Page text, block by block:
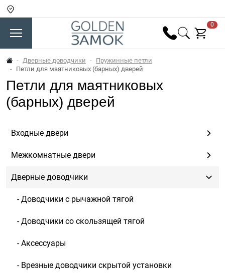
0
Дверные доводчики
Пружинные петли
Петли для маятниковых (барных) дверей
Петли для маятниковых
(барных) дверей
Входные двери
Межкомнатные двери
Дверные доводчики
- Доводчики c рычажной тягой
- Доводчики со скользящей тягой
- Аксессуары
- Врезные доводчики скрытой установки